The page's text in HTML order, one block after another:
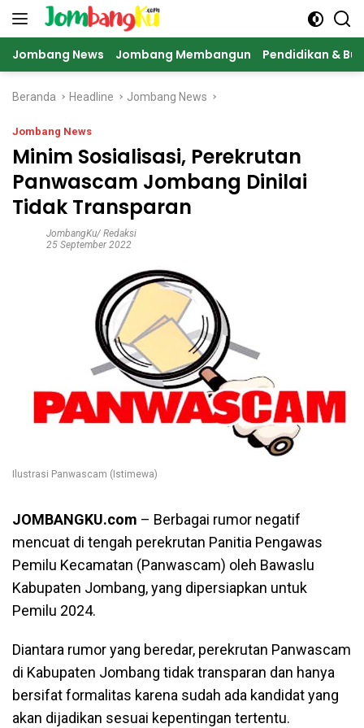
Langsung
Jombang News Jombang Membangun Pendidikan &
Beranda Headline Jombang News
Jombang News
Minim Sosialisasi, Perekrutan
Panwascam Jombang Dinilai
Tidak Transparan
JombangKu/ Redaksi
25 September 2022
Ilustrasi Panwascam (Istimewa)
JOMBANGKU.com – Berbagai rumor negatif
mencuat di tengah perekrutan Panitia Pengawas
Pemilu Kecamatan (Panwascam) oleh Bawaslu
Kabupaten Jombang, yang dipersiapkan untuk
Pemilu 2024.
Diantara rumor yang beredar, perekrutan Panwascam
di Kabupaten Jombang tidak transparan dan hanya
bersifat formalitas karena sudah ada kandidat yang
akan dijadikan sesuai kepentingan tertentu.